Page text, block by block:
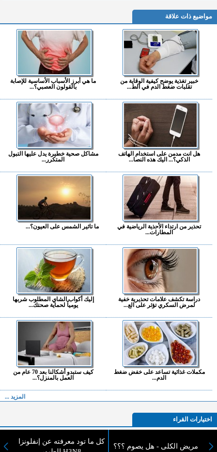
مواضيع ذات علاقة
خبير تغذية يوضح كيفية الوقاية من
تقلبات ضغط الدم في الط...
ما هي أبرز الأسباب الأساسية للإصابة
بالقولون العصبي؟...
هل انت مدمن على استخدام الهاتف
الذكي؟... اليك هذه النصا...
مشاكل صحية خطيرة يدل عليها التبول
المتكرر...
تحذير من ارتداء الأحذية الرياضية في
المطارات...
ما تاثير الشمس على العيون؟...
دراسة تكشف علامات تحذيرية خفية
لمرض السكري تؤثر على الع...
إليك أكواب الشاي المطلوب شربها
يومياً لحماية صحتك...
مكملات غذائية تساعد على خفض ضغط
الدم...
كيف ستبدو أشكالنا بعد 70 عام من
العمل بالمنزل؟...
المزيد ...
اختيارات القراء
مريض الكلى - هل يصوم ؟؟؟
كل ما تود معرفته عن إنفلونزا